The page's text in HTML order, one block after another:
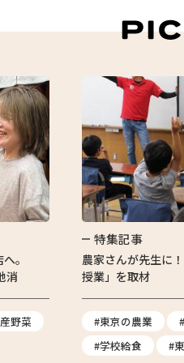
。
消
野菜
特集記事
農家さんが先生に
授業」を取材
#東京の農業
#学校給食
#